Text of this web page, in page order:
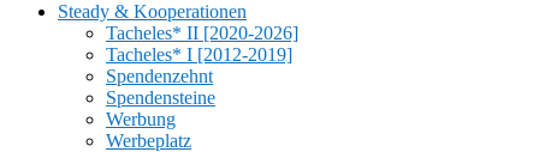
Steady & Kooperationen
Tacheles* II [2020-2026]
Tacheles* I [2012-2019]
Spendenzehnt
Spendensteine
Werbung
Werbeplatz